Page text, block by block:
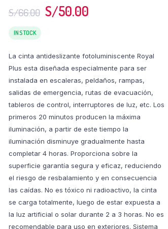
S/66.00 S/50.00
IN STOCK
La cinta antideslizante fotoluminiscente Royal
Plus esta diseñada especialmente para ser
instalada en escaleras, peldaños, rampas,
salidas de emergencia, rutas de evacuación,
tableros de control, interruptores de luz, etc. Los
primeros 20 minutos producen la máxima
iluminación, a partir de este tiempo la
iluminación disminuye gradualmente hasta
completar 4 horas. Proporciona sobre la
superficie garantía segura y eficaz, reduciendo
el riesgo de resbalamiento y en consecuencia
las caídas. No es tóxico ni radioactivo, la cinta
se carga totalmente, luego de estar expuesta a
la luz artificial o solar durante 2 a 3 horas. No es
recomendable para uso en exteriores. Sistema